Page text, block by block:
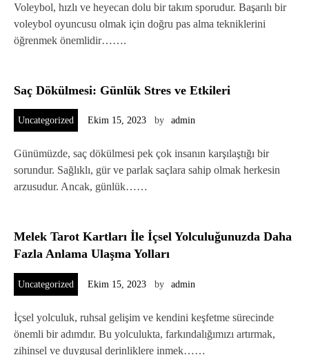
Voleybol, hızlı ve heyecan dolu bir takım sporudur. Başarılı bir
voleybol oyuncusu olmak için doğru pas alma tekniklerini
öğrenmek önemlidir…….
Saç Dökülmesi: Günlük Stres ve Etkileri
Uncategorized Ekim 15, 2023 by admin
Günümüzde, saç dökülmesi pek çok insanın karşılaştığı bir
sorundur. Sağlıklı, gür ve parlak saçlara sahip olmak herkesin
arzusudur. Ancak, günlük……
Melek Tarot Kartları İle İçsel Yolculuğunuzda Daha
Fazla Anlama Ulaşma Yolları
Uncategorized Ekim 15, 2023 by admin
İçsel yolculuk, ruhsal gelişim ve kendini keşfetme sürecinde
önemli bir adımdır. Bu yolculukta, farkındalığımızı artırmak,
zihinsel ve duygusal derinliklere inmek……